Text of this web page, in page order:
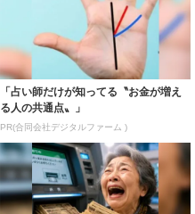
「占い師だけが知ってる〝お金が増え
る人の共通点〟」
PR(合同会社デジタルファーム )